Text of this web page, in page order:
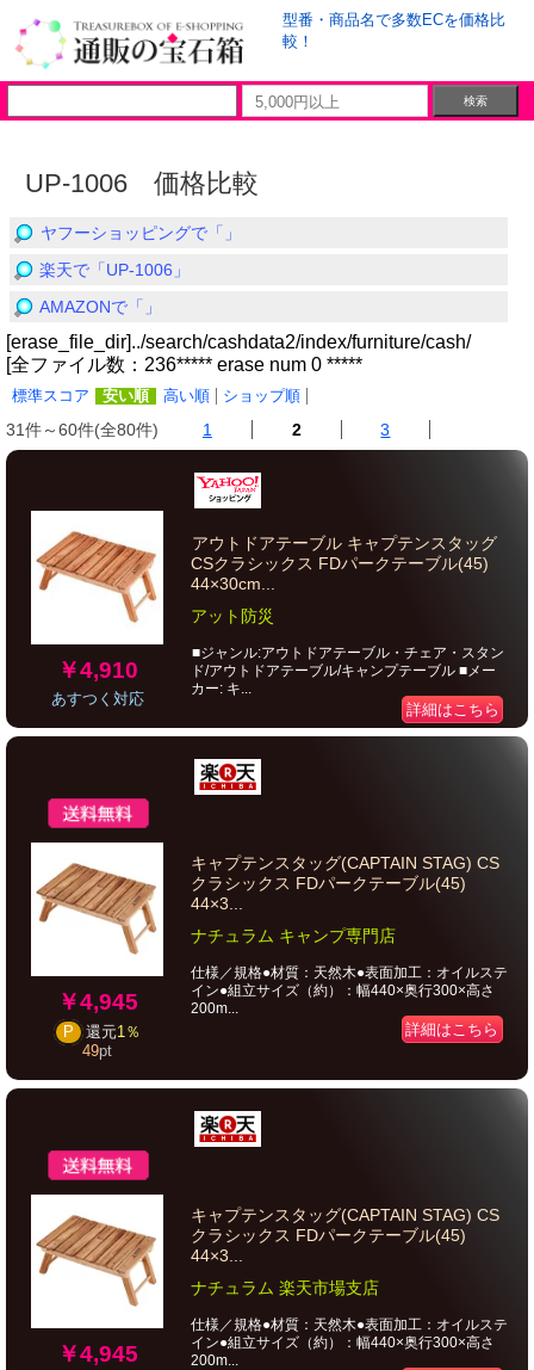
型番・商品名で多数ECを価格比
較！
UP-1006 価格比較
ヤフーショッピングで「」
楽天で「UP-1006」
AMAZONで「」
[erase_file_dir]../search/cashdata2/index/furniture/cash/
[全ファイル数：236***** erase num 0 *****
標準スコア 安い順 高い順 ショップ順
31件～60件(全80件) 1 2 3
￥4,910
あすつく対応
アウトドアテーブル キャプテンスタッグ
CSクラシックス FDパークテーブル(45)
44×30cm...
アット防災
■ジャンル:アウトドアテーブル・チェア・スタン
ド/アウトドアテーブル/キャンプテーブル ■メー
カー: キ...
詳細はこちら
￥4,945
P 還元1％
49pt
キャプテンスタッグ(CAPTAIN STAG) CS
クラシックス FDパークテーブル(45)
44×3...
ナチュラム キャンプ専門店
仕様／規格●材質：天然木●表面加工：オイルステ
イン●組立サイズ（約）：幅440×奥行300×高さ
200m...
詳細はこちら
￥4,945
キャプテンスタッグ(CAPTAIN STAG) CS
クラシックス FDパークテーブル(45)
44×3...
ナチュラム 楽天市場支店
仕様／規格●材質：天然木●表面加工：オイルステ
イン●組立サイズ（約）：幅440×奥行300×高さ
200m...